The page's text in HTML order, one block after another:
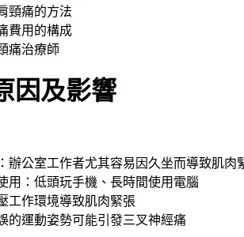
頸痛的方法
費用的構成
痛治療師
因及影響
辦公室工作者尤其容易因久坐而導致肌肉
用：低頭玩手機、長時間使用電腦
工作環境導致肌肉緊張
的運動姿勢可能引發三叉神經痛